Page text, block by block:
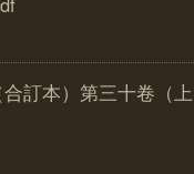
訂本）第三十卷（